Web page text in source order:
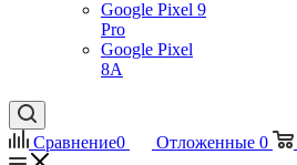
Google Pixel 9
Pro
Google Pixel
8A
Сравнение0 Отложенные 0